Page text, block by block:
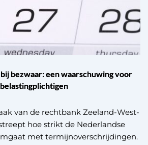
bezwaar: een waarschuwing voor
belastingplichtigen
van de rechtbank Zeeland-West-
hoe strikt de Nederlandse
met termijnoverschrijdingen.